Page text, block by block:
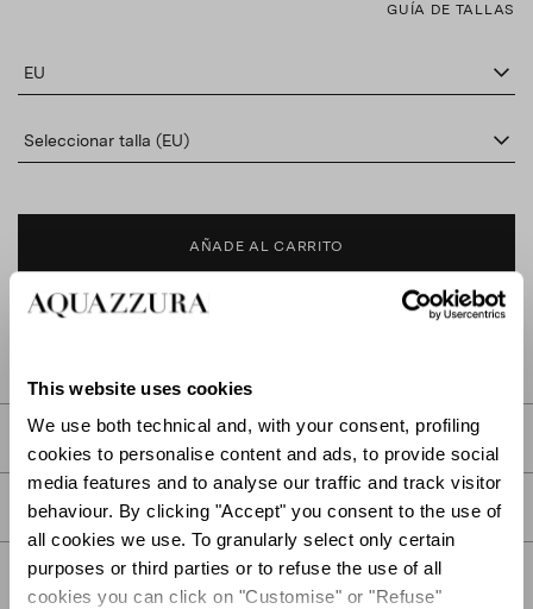
This website uses cookies
We use both technical and, with your consent, profiling
cookies to personalise content and ads, to provide social
media features and to analyse our traffic and track visitor
behaviour. By clicking "Accept" you consent to the use of
all cookies we use. To granularly select only certain
purposes or third parties or to refuse the use of all
cookies you can click on "Customise" or "Refuse"
GUÍA DE TALLAS
EU
Seleccionar talla (EU)
AÑADE AL CARRITO
DESCRIPCIÓN
DETALLES
CUIDADOS